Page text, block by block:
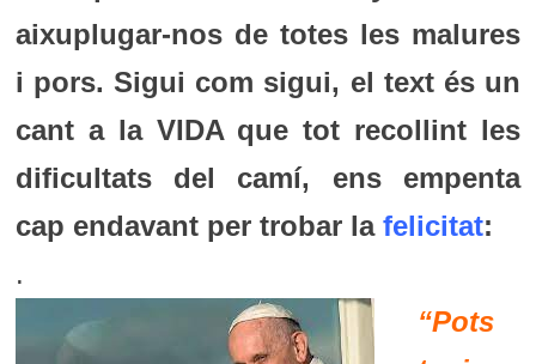
aixuplugar-nos de totes les malures
i pors. Sigui com sigui, el text és un
cant a la VIDA que tot recollint les
dificultats del camí, ens empenta
cap endavant per trobar la felicitat:
.
“Pots